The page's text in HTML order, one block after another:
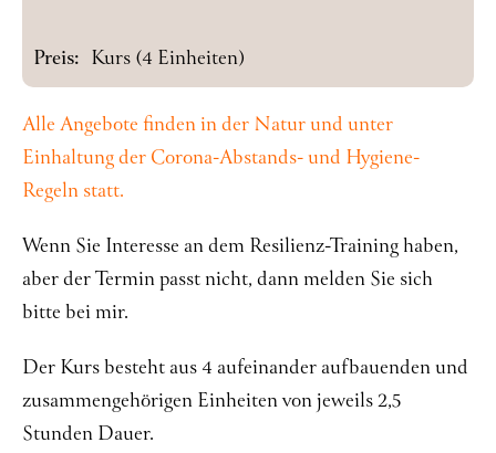
Preis: Kurs (4 Einheiten)
Alle Angebote finden in der Natur und unter
Einhaltung der Corona-Abstands- und Hygiene-
Regeln statt.
Wenn Sie Interesse an dem Resilienz-Training haben,
aber der Termin passt nicht, dann melden Sie sich
bitte bei mir.
Der Kurs besteht aus 4 aufeinander aufbauenden und
zusammengehörigen Einheiten von jeweils 2,5
Stunden Dauer.